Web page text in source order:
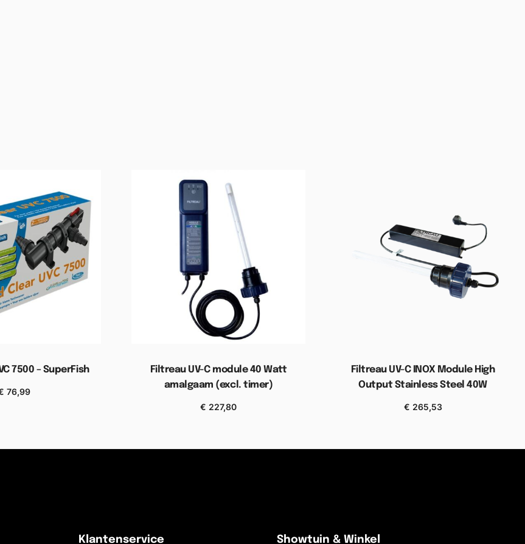
7500 – SuperFish
76,99
Filtreau UV-C module 40 Watt
amalgaam (excl. timer)
€ 227,80
Filtreau UV-C INOX Module High
Output Stainless Steel 40W
€ 265,53
Klantenservice Showtuin & Winkel